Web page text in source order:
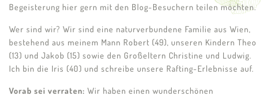
Begeisterung hier gern mit den Blog-Besuchern teilen möchten.
Wer sind wir? Wir sind eine naturverbundene Familie aus Wien,
bestehend aus meinem Mann Robert (49), unseren Kindern Theo
(13) und Jakob (15) sowie den Großeltern Christine und Ludwig.
Ich bin die Iris (40) und schreibe unsere Rafting-Erlebnisse auf.
Vorab sei verraten: Wir haben einen wunderschönen